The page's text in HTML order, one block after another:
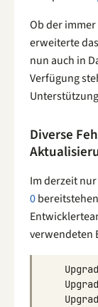
Ob der
erweiterte
nun auch in
Verfügung
Diverse
Im derzeit
0
verwendeten